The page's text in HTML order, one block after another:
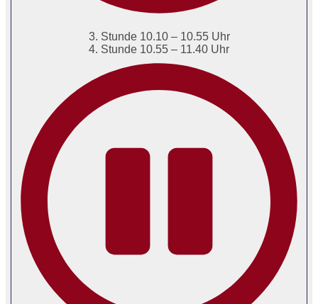
3. Stunde 10.10 – 10.55 Uhr
4. Stunde 10.55 – 11.40 Uhr